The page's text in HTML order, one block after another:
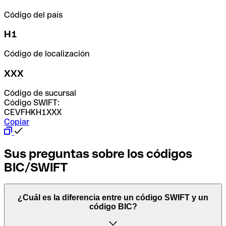
Código del país
H1
Código de localización
XXX
Código de sucursal
Código SWIFT:
CEVFHKH1XXX
Copiar
Sus preguntas sobre los códigos
BIC/SWIFT
¿Cuál es la diferencia entre un código SWIFT y un
código BIC?